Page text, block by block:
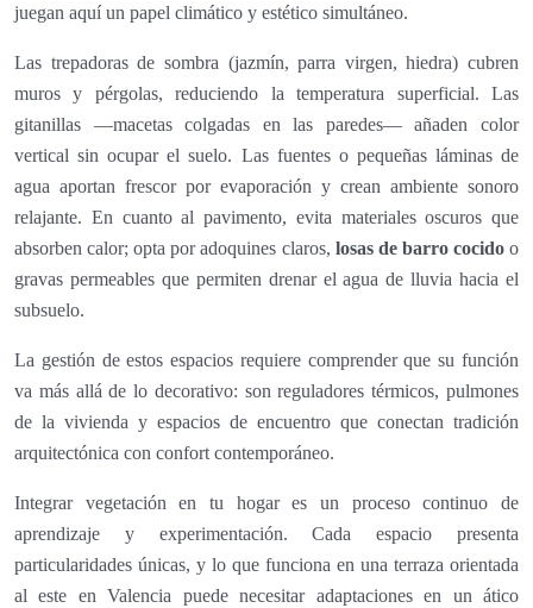
juegan aquí un papel climático y estético simultáneo.
Las trepadoras de sombra (jazmín, parra virgen, hiedra) cubren
muros y pérgolas, reduciendo la temperatura superficial. Las
gitanillas —macetas colgadas en las paredes— añaden color
vertical sin ocupar el suelo. Las fuentes o pequeñas láminas de
agua aportan frescor por evaporación y crean ambiente sonoro
relajante. En cuanto al pavimento, evita materiales oscuros que
absorben calor; opta por adoquines claros, losas de barro cocidoo
gravas permeables que permiten drenar el agua de lluvia hacia el
subsuelo.
La gestión de estos espacios requiere comprender que su función
va más allá de lo decorativo: son reguladores térmicos, pulmones
de la vivienda y espacios de encuentro que conectan tradición
arquitectónica con confort contemporáneo.
Integrar vegetación en tu hogar es un proceso continuo de
aprendizaje y experimentación. Cada espacio presenta
particularidades únicas, y lo que funciona en una terraza orientada
al este en Valencia puede necesitar adaptaciones en un ático